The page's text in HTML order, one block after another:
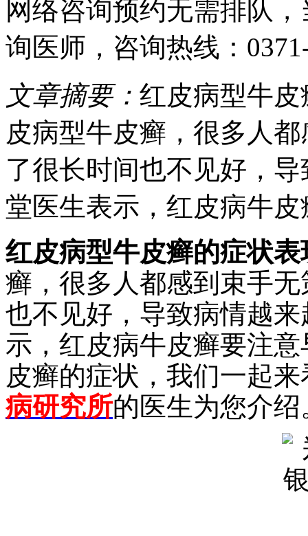
网络咨询预约无需排队
询医师 ，咨询热线：
文章摘要： 红皮病型牛
皮病型牛皮癣，很多人
了很长时间也不见好，
堂医生表示，红皮病牛皮
红皮病型牛皮癣的症状
癣，很多人都感到束手
也不见好，导致病情越
示，红皮病牛皮癣要注
皮癣的症状，我们一起
病研究所的医生为您介绍